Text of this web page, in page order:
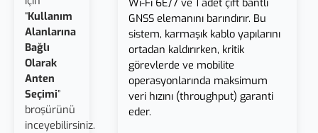
“Kullanım
Alanlarına
Bağlı
Olarak
Anten
Seçimi”
broşürünü
inceyebilirsiniz.
Wi-Fi 6E/7 ve 1 adet çift bantlı
GNSS elemanını barındırır. Bu
sistem, karmaşık kablo yapılarını
ortadan kaldırırken, kritik
görevlerde ve mobilite
operasyonlarında maksimum
veri hızını (throughput) garanti
eder.